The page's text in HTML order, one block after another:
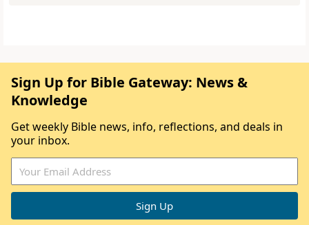
Sign Up for Bible Gateway: News &
Knowledge
Get weekly Bible news, info, reflections, and deals in
your inbox.